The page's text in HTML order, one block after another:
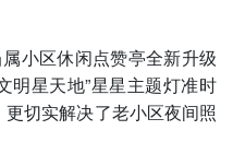
小区休闲点赞亭全新升级
明星天地”星星主题灯准时
切实解决了老小区夜间照